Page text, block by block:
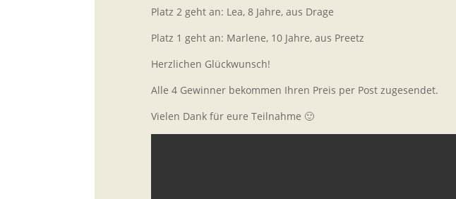
Platz 2 geht an: Lea, 8 Jahre, aus Drage
Platz 1 geht an: Marlene, 10 Jahre, aus Preetz
Herzlichen Glückwunsch!
Alle 4 Gewinner bekommen Ihren Preis per Post zugesendet.
Vielen Dank für eure Teilnahme 🙂